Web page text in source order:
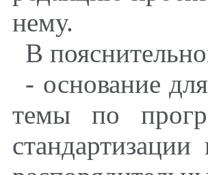
нему.
В
- основание
темы по